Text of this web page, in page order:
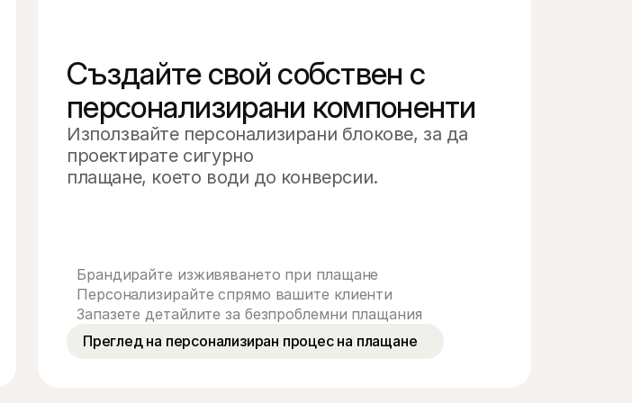
Име на картодържател
Номер на карта
Дата на изтичане
CVV
Създайте свой собствен с
персонализирани компоненти
Използвайте персонализирани блокове, за да
проектирате сигурно
плащане, което води до конверсии.
Брандирайте изживяването при плащане
Персонализирайте спрямо вашите клиенти
Запазете детайлите за безпроблемни плащания
Преглед на персонализиран процес на плащане